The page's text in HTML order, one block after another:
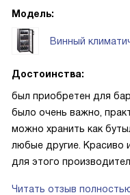
Модель:
Винный
Достоинства:
был приобретен для
было очень важно,
можно хранить как
любые другие. Красиво
для этого
Читать отзыв